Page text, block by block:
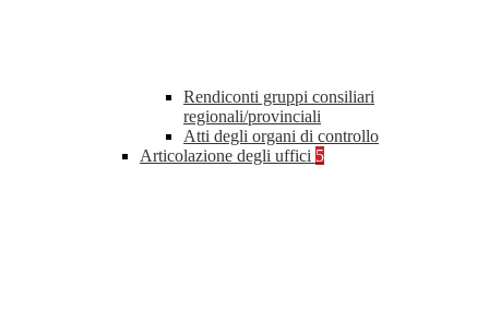
Rendiconti gruppi consiliari
regionali/provinciali
Atti degli organi di controllo
Articolazione degli uffici 5